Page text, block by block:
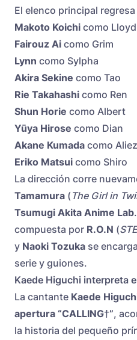
El elenco principal
Makoto Koichi como Lloyd
Fairouz Ai como Grim
Lynn como Sylpha
Akira Sekine como Tao
Rie Takahashi como Ren
Shun Horie como Albert
Yūya Hirose como Dian
Akane Kumada como
Eriko Matsui como Shiro
La dirección corre
Tamamura ( The Girl in
Tsumugi Akita Anime Lab
compuesta por R.O.N (
y Naoki Tozuka se
serie y guiones.
Kaede Higuchi interpreta
La cantante Kaede
apertura “CALLING†”,
la historia del pequeño